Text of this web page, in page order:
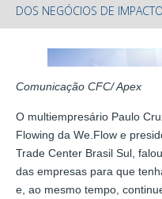
DOS NEGÓCIOS DE
Comunicação CFC/ Apex
O multiempresário Paulo
Flowing da We.Flow e
Trade Center Brasil Sul,
das empresas para que
e, ao mesmo tempo,